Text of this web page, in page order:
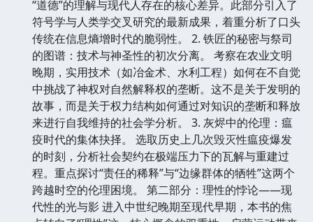
“道德”的理解与现代人存在的核心差异。此部分引入了
符号学与人类学交叉研究的最新成果，着重分析了口头
传统在信息熵增时代的脆弱性。 2. 铁匠的秘密与祭司
的图谱：技术与神圣性的初次分离。 考察在农业文明
晚期，实用技术（如冶金术、水利工程）如何在不自觉
中挑战了神权对自然解释权的垄断。这不是关于发明的
故事，而是关于权力结构如何通过对知识的垄断和释放
来进行自我维持的社会学分析。 3. 灰烬中的伦理：瘟
疫时代的集体抉择。 选取历史上几次毁灭性瘟疫爆发
的时刻，分析社会契约在极端压力下的瓦解与重建过
程。重点探讨“责任的稀释”与“边缘群体的牺牲”这两个
跨越时空的伦理困境。 第二部分：理性的悖论——现
代性的光与影 进入中世纪晚期至现代早期，本书的焦